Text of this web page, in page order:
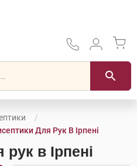
Для Рук В Ірпені
в Ірпені